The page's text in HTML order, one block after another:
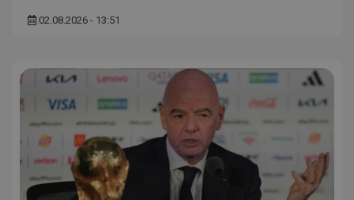
02.08.2026 - 13:51